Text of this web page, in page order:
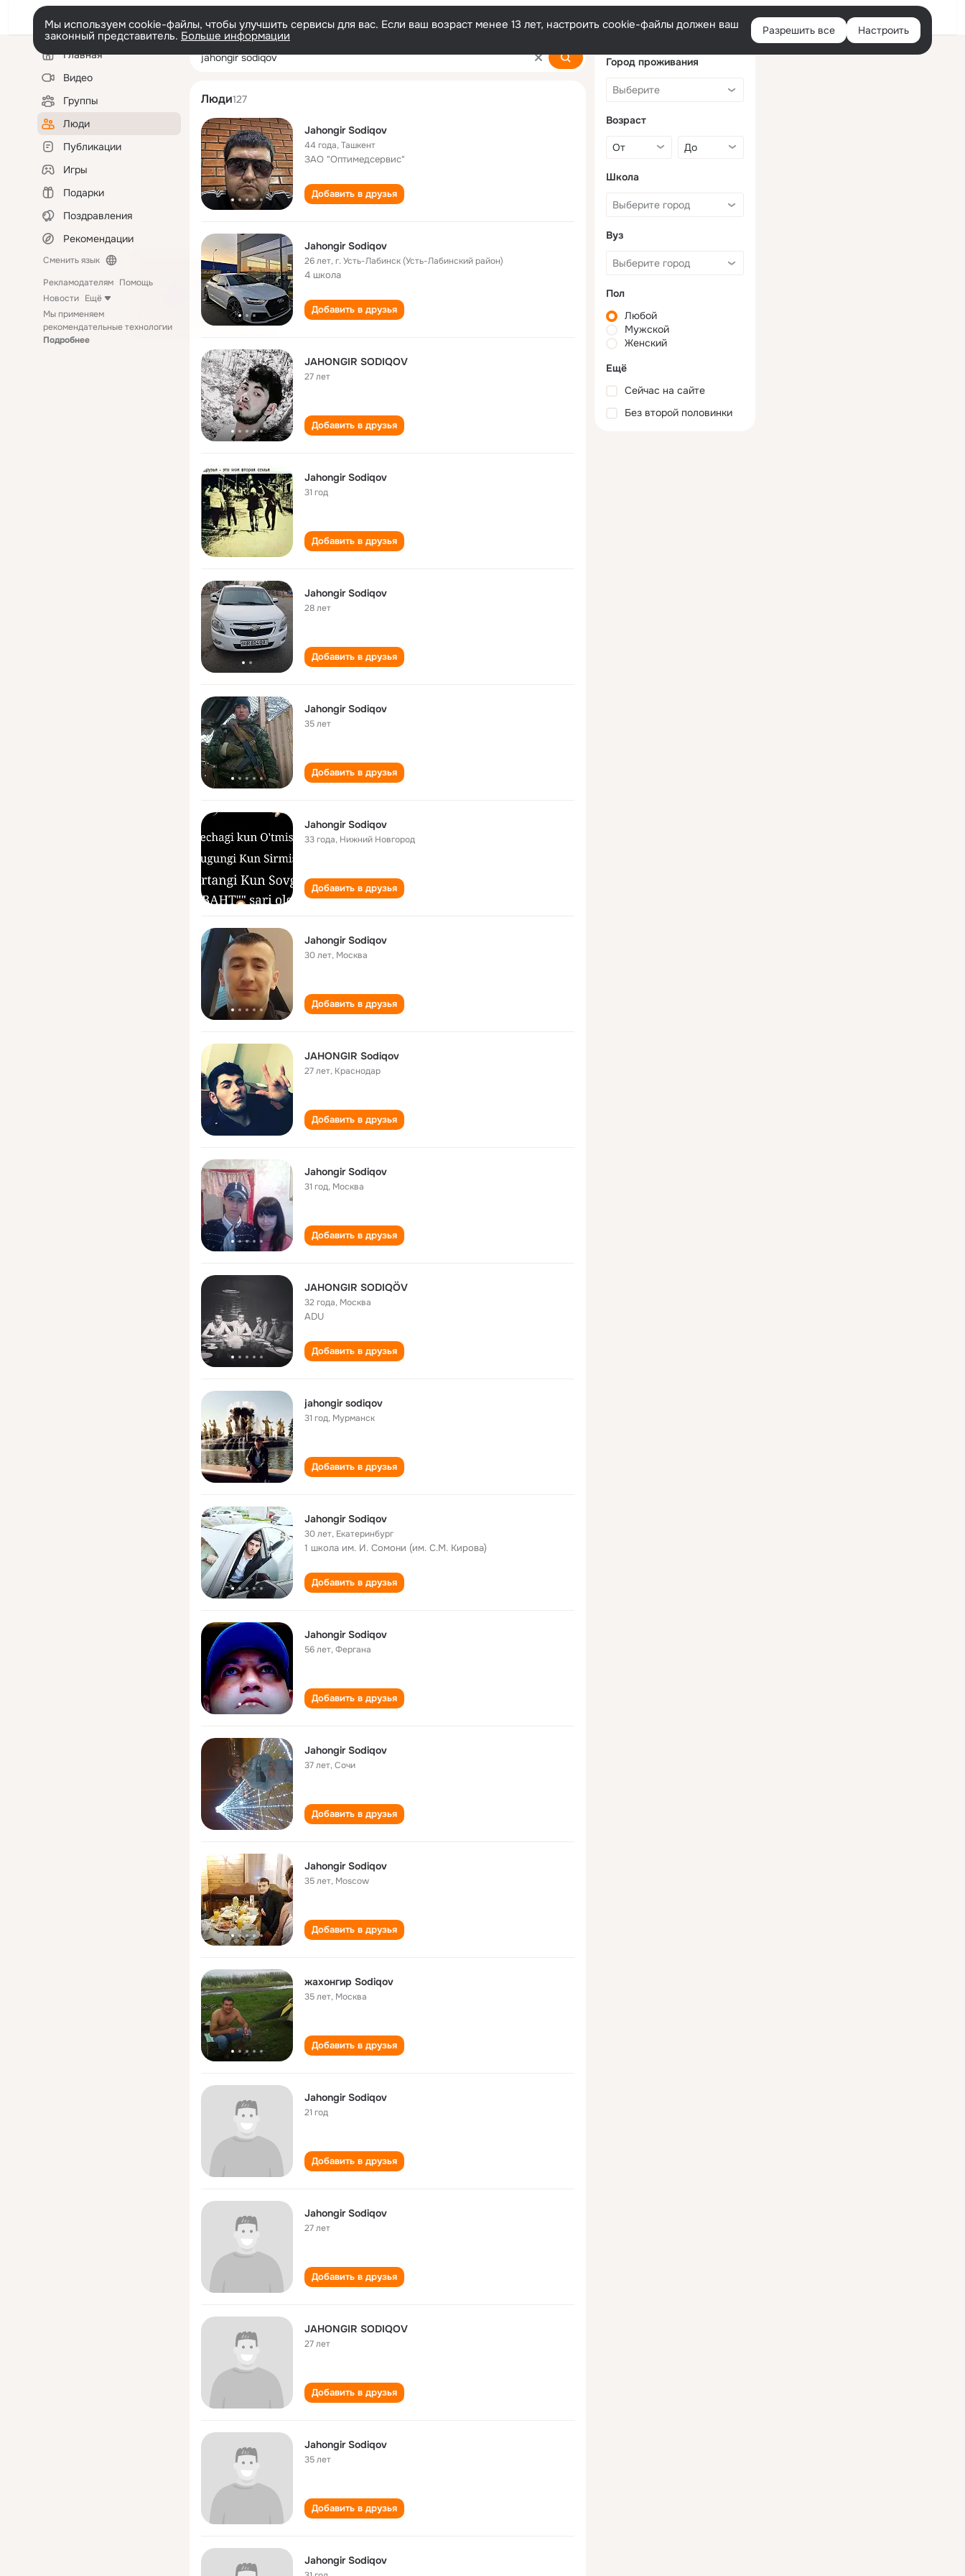
Войти
Мы используем cookie-файлы, чтобы улучшить сервисы для вас. Если ваш возраст менее 13 лет, настроить cookie-файлы должен ваш
законный представитель. Больше информации Разрешить все Настроить
Левая
колонкаГлавная
Видео
Группы
Люди
Публикации
Игры
Подарки
Поздравления
Рекомендации
Сменить язык
Рекламодателям Помощь
Новости Ещё
Мы применяем
рекомендательные технологии
Подробнее
jahongir sodiqov
Люди127
Jahongir Sodiqov
44 года,Ташкент
ЗАО "Оптимедсервис"
Добавить в друзья
Jahongir Sodiqov
26 лет,г. Усть-Лабинск (Усть-Лабинский район)
4 школа
Добавить в друзья
JAHONGIR SODIQOV
27 лет
Добавить в друзья
Jahongir Sodiqov
31 год
Добавить в друзья
Jahongir Sodiqov
28 лет
Добавить в друзья
Jahongir Sodiqov
35 лет
Добавить в друзья
Jahongir Sodiqov
33 года, Нижний Новгород
Добавить в друзья
Jahongir Sodiqov
30 лет, Москва
Добавить в друзья
JAHONGIR Sodiqov
27 лет, Краснодар
Добавить в друзья
Jahongir Sodiqov
31 год, Москва
Добавить в друзья
JAHONGIR SODIQÖV
32 года, Москва
ADU
Добавить в друзья
jahongir sodiqov
31 год, Мурманск
Добавить в друзья
Jahongir Sodiqov
30 лет, Екатеринбург
1 школа им. И. Сомони (им. С.М. Кирова)
Добавить в друзья
Jahongir Sodiqov
56 лет,Фергана
Добавить в друзья
Jahongir Sodiqov
37 лет,Сочи
Добавить в друзья
Jahongir Sodiqov
35 лет, Moscow
Добавить в друзья
жахонгир Sodiqov
35 лет, Москва
Добавить в друзья
Jahongir Sodiqov
21 год
Добавить в друзья
Jahongir Sodiqov
27 лет
Добавить в друзья
JAHONGIR SODIQOV
27 лет
Добавить в друзья
Jahongir Sodiqov
35 лет
Добавить в друзья
Jahongir Sodiqov
Город проживания
Возраст
Школа
Вуз
Пол
Любой
Мужской
Женский
Ещё
Сейчас на сайте
Без второй половинки